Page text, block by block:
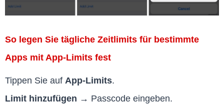
So legen Sie tägliche Zeitlimits für bestimmte
Apps mit App-Limits fest
Tippen Sie auf App-Limits.
Limit hinzufügen → Passcode eingeben.